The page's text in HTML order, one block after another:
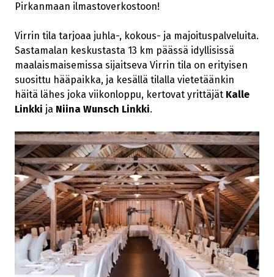
Pirkanmaan ilmastoverkostoon!
Virrin tila tarjoaa juhla-, kokous- ja majoituspalveluita.
Sastamalan keskustasta 13 km päässä idyllisissä
maalaismaisemissa sijaitseva Virrin tila on erityisen
suosittu hääpaikka, ja kesällä tilalla vietetäänkin
häitä lähes joka viikonloppu, kertovat yrittäjät Kalle
Linkki ja Niina Wunsch Linkki.